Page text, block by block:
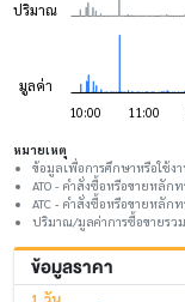
หมายเหตุ
ข้อมูลเพื่อการศึกษาหรือใช้
ATO - คำสั่งซื้อหรือขายหลัก
ATC - คำสั่งซื้อหรือขายหลัก
ปริมาณ/มูลค่าการซื้อขายรว
ข้อมูลราคา